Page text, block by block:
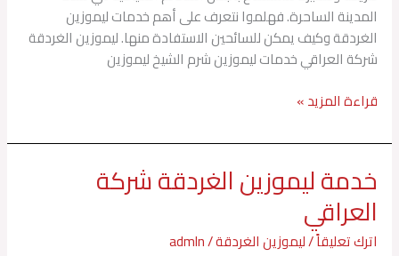
المدينة الساحرة. فهلموا نتعرف على أهم خدمات ليموزين
الغردقة وكيف يمكن للسائحين الاستفادة منها. ليموزين الغردقة
شركة العراقي خدمات ليموزين شرم الشيخ ليموزين
قراءة المزيد »
خدمة ليموزين الغردقة شركة
العراقي
اترك تعليقاً/ليموزين الغردقة/
admln
خدمة
ليموزين
الغردقة
شركة